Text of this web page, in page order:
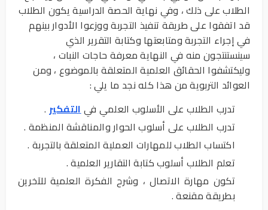
الطلاب على ذلك ، وفي نهاية الحصة الدراسية يكون الطلاب
قد اتفقوا على طريقة تنفيذ التجربة ووزعوا الأدوار بينهم
في إجراء التجربة ومتابعتها وكتابة التقرير الذي
سينستنتجون منه في النهاية معرفة حاجات النبات ،
وليكتشفوا الحقائق العلمية المتعلقة بالموضوع ، ومن
العوائد التربوية من هذا كله نجد ما يلي :
تدرب الطلاب على الأسلوب العلمي فيالتفكير .
تدرب الطلاب على أسلوب الحوار والمناقشة المنظمة .
اكتساب الطلاب للمهارات العملية المتعلقة بالتجربة .
تعلم الطلاب أسلوب كتابة التقارير العلمية .
تكون مهارة الاتصال ، وشرح الفكرة العلمية للآخرين
بطريقة مقنعة .